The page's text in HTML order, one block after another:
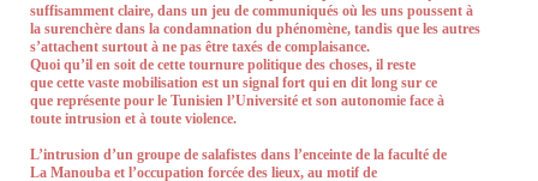
suffisamment claire, dans un jeu de communiqués où les uns poussent à
la surenchère dans la condamnation du phénomène, tandis que les autres
s’attachent surtout à ne pas être taxés de complaisance.
Quoi qu’il en soit de cette tournure politique des choses, il reste
que cette vaste mobilisation est un signal fort qui en dit long sur ce
que représente pour le Tunisien l’Université et son autonomie face à
toute intrusion et à toute violence.
L’intrusion d’un groupe de salafistes dans l’enceinte de la faculté de
La Manouba et l’occupation forcée des lieux, au motif de